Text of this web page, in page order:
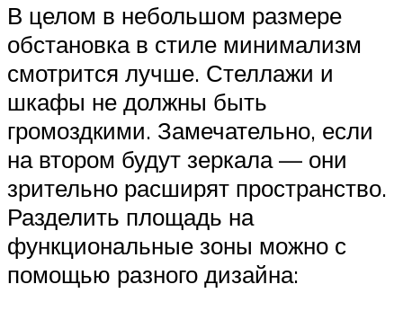
В целом в небольшом размере
обстановка в стиле минимализм
смотрится лучше. Стеллажи и
шкафы не должны быть
громоздкими. Замечательно, если
на втором будут зеркала — они
зрительно расширят пространство.
Разделить площадь на
функциональные зоны можно с
помощью разного дизайна: